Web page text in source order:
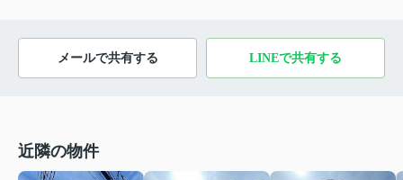
メールで共有する LINEで共有する
近隣の物件